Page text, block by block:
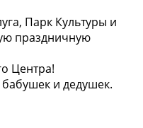
Парк Культуры и
праздничную
Центра!
и дедушек.